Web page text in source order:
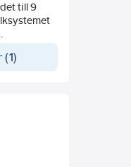
till 9